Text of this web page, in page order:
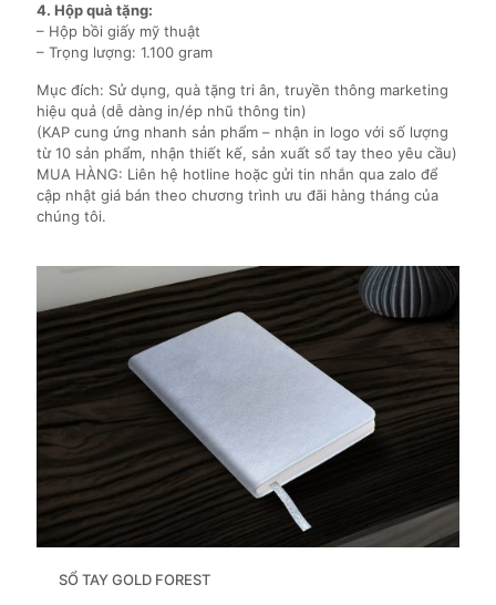
4. Hộp quà tặng:
– Hộp bồi giấy mỹ thuật
– Trọng lượng: 1.100 gram
Mục đích: Sử dụng, quà tặng tri ân, truyền thông marketing
hiệu quả (dễ dàng in/ép nhũ thông tin)
(KAP cung ứng nhanh sản phẩm – nhận in logo với số lượng
từ 10 sản phẩm, nhận thiết kế, sản xuất sổ tay theo yêu cầu)
MUA HÀNG: Liên hệ hotline hoặc gửi tin nhắn qua zalo để
cập nhật giá bán theo chương trình ưu đãi hàng tháng của
chúng tôi.
SỔ TAY GOLD FOREST